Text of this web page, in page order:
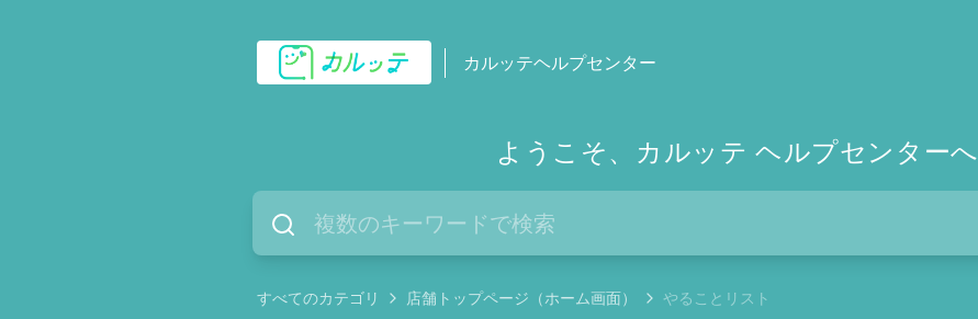
カルッテヘルプセンター
ようこそ、カルッテ ヘルプセンターへ
すべてのカテゴリ 店舗トップページ（ホーム画面） やることリスト